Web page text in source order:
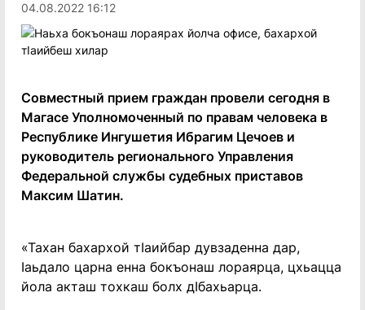
04.08.2022 16:12
Совместный прием граждан провели сегодня в
Магасе Уполномоченный по правам человека в
Республике Ингушетия Ибрагим Цечоев и
руководитель регионального Управления
Федеральной службы судебных приставов
Максим Шатин.
«Тахан бахархой тIаийбар дувзаденна дар,
Iаьдало царна енна бокъонаш лораярца, цхьацца
йола акташ тохкаш болх дIбахьарца.